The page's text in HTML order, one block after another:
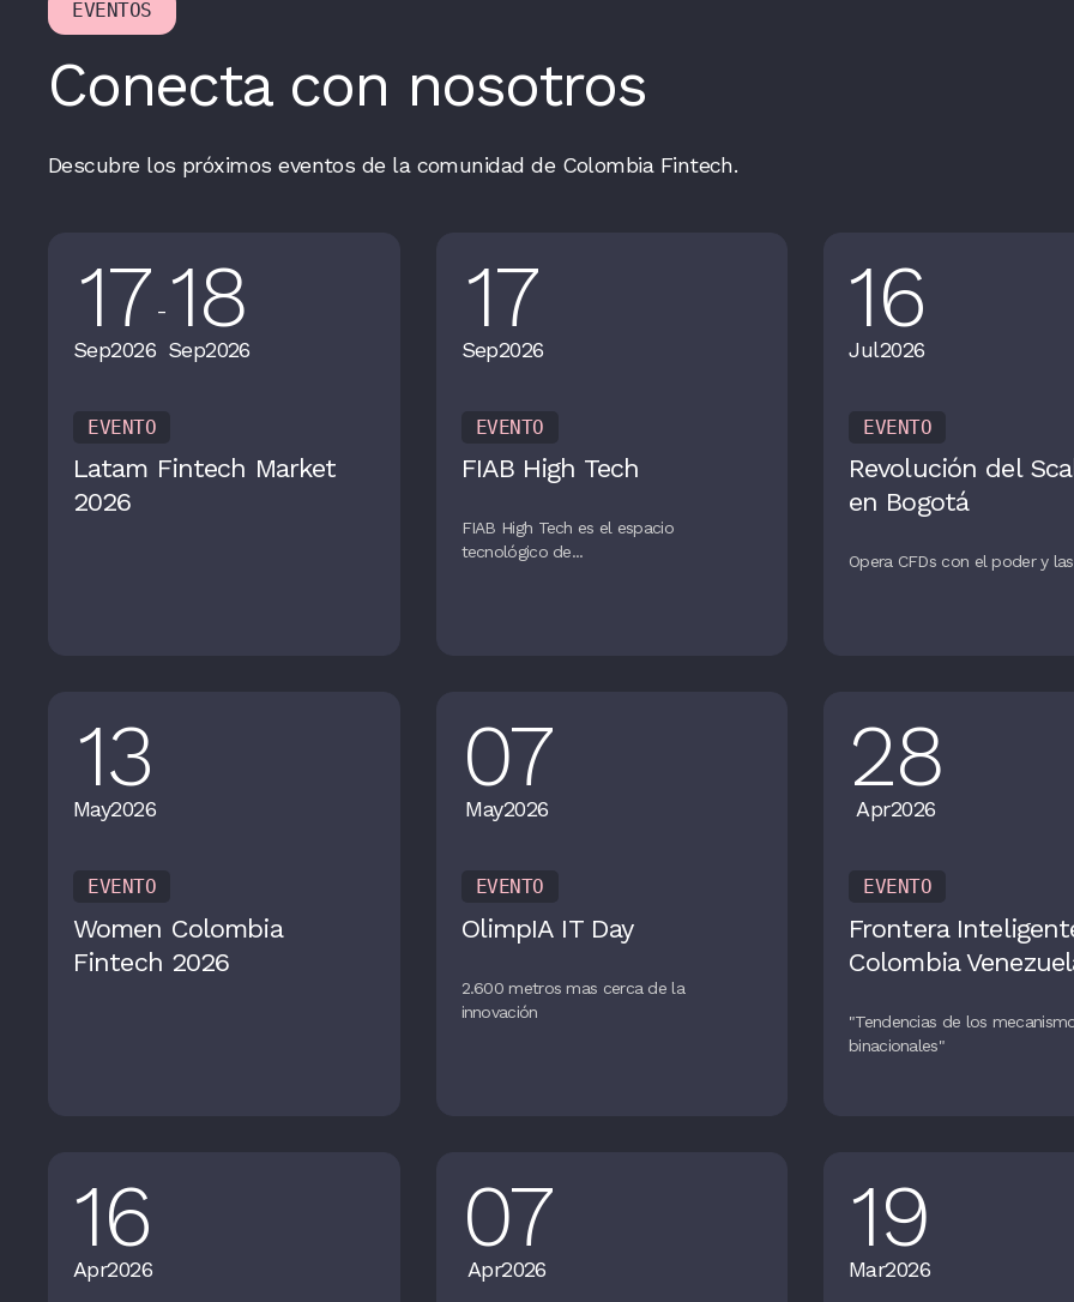
EVENTOS
Conecta con nosotros
Descubre los próximos eventos de la comunidad de Colombia Fintech.
17
Sep2026
- 18
Sep2026
EVENTO
Latam Fintech Market
2026
17
Sep2026
EVENTO
FIAB High Tech
FIAB High Tech es el espacio
tecnológico de...
16
Jul2026
EVENTO
Revolución del
en Bogotá
Opera CFDs con el poder y
13
May2026
EVENTO
Women Colombia
Fintech 2026
07
May2026
EVENTO
OlimpIA IT Day
2.600 metros mas cerca de la
innovación
28
Apr2026
EVENTO
Frontera
Colombia
"Tendencias de los
binacionales"
16
Apr2026
07
Apr2026
19
Mar2026